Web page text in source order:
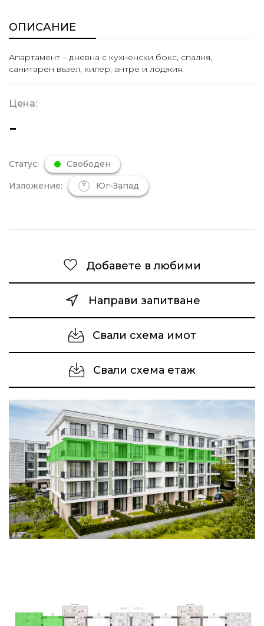
ОПИСАНИЕ
Апартамент – дневна с кухненски бокс, спалня,
санитарен възел, килер, антре и лоджия.
Цена:
-
Статус: Свободен
Изложение: Юг-Запад
Добавете в любими
Направи запитване
Свали схема имот
Свали схема етаж